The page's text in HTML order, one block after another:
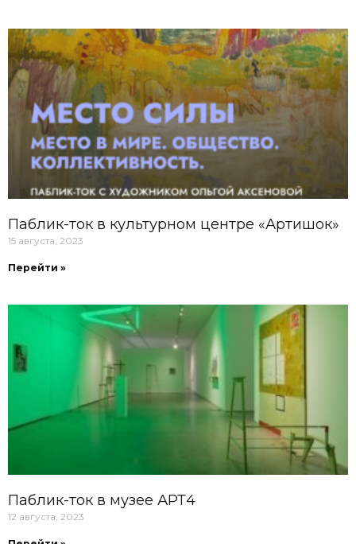
Паблик-ток в культурном центре «Артишок»
15 августа, 2023
Перейти »
Паблик-ток в музее АРТ4
12 августа, 2023